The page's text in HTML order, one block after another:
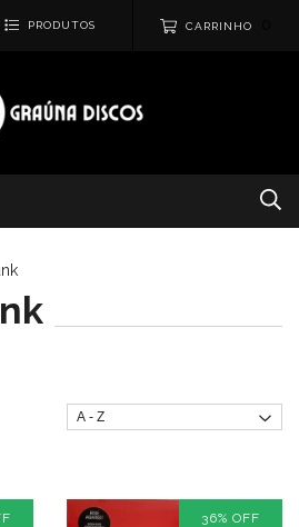
PRODUTOS CARRINHO
36% OFF